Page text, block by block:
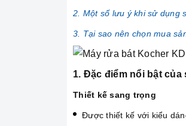
2. Một số lưu ý khi sử dụng
3. Tại sao nên chọn mua
1. Đặc điểm nổi bật của
Thiết kế sang trọng
Được thiết kế với kiểu